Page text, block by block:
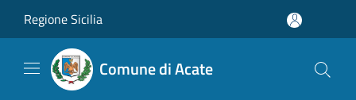
Regione Sicilia
Comune di Acate